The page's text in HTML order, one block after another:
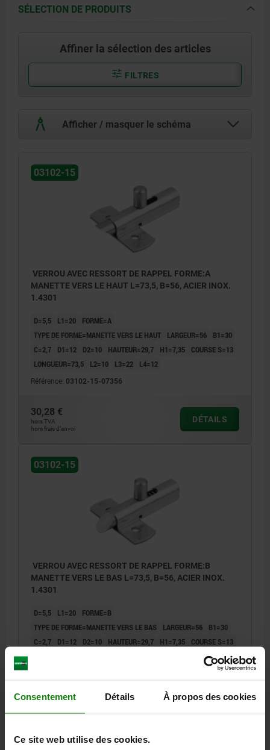
Consentement Détails À propos des cookies
Ce site web utilise des cookies.
SÉLECTION DE PRODUITS
Affiner la sélection des articles
FILTRES
Afficher / masquer le schéma
03102-15
VERROU AVEC RESSORT DE RAPPEL FORME:A
MANETTE VERS LE HAUT L=73,5, B=56, ACIER INOX.
1.4301
D=5,5 L1=20
FORME=A
TYPE DE FORME=MANETTE VERS LE HAUT
LARGEUR=56
B1=30
C=2,7
D1=12 D2=10 HAUTEUR=29,7 H1=7,35
COURSE S=13
LONGUEUR=73,5
L2=10 L3=22 L4=12
Référence: 03102-15-07356
30,28 €
hors TVA
hors frais d’envoi
DÉTAILS
03102-15
VERROU AVEC RESSORT DE RAPPEL FORME:B
MANETTE VERS LE BAS L=73,5, B=56, ACIER INOX.
1.4301
D=5,5 L1=20
FORME=B
TYPE DE FORME=MANETTE VERS LE BAS
LARGEUR=56
B1=30
C=2,7
D1=12 D2=10 HAUTEUR=29,7 H1=7,35
COURSE S=13
30,99 €
hors TVA